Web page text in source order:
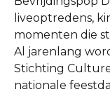
liveoptredens,
momenten die
Al jarenlang
Stichting
nationale